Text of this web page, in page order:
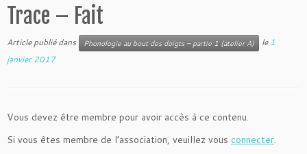
Trace – Fait
Article publié dans Phonologie au bout des doigts – partie 1 (atelier A) le1
janvier 2017
Vous devez être membre pour avoir accès à ce contenu.
Si vous êtes membre de l’association, veuillez vous connecter.